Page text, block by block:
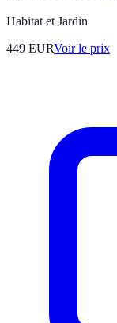
Habitat et Jardin
449 EURVoir le prix